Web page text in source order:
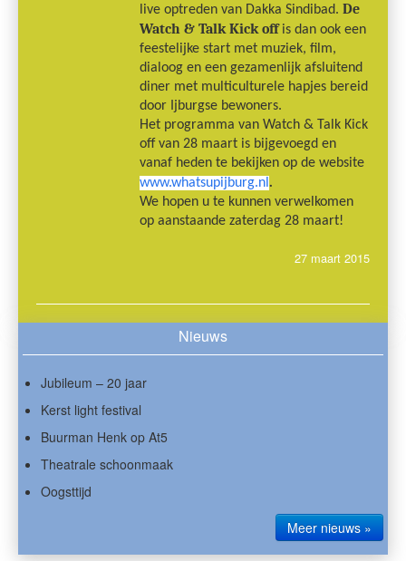
live optreden van Dakka Sindibad. De
Watch & Talk Kick offis dan ook een
feestelijke start met muziek, film,
dialoog en een gezamenlijk afsluitend
diner met multiculturele hapjes bereid
door Ijburgse bewoners.
Het programma van Watch & Talk Kick
off van 28 maart is bijgevoegd en
vanaf heden te bekijken op de website
www.whatsupijburg.nl .
We hopen u te kunnen verwelkomen
op aanstaande zaterdag 28 maart!
27 maart 2015
Nieuws
Jubileum – 20 jaar
Kerst light festival
Buurman Henk op At5
Theatrale schoonmaak
Oogsttijd
Meer nieuws »